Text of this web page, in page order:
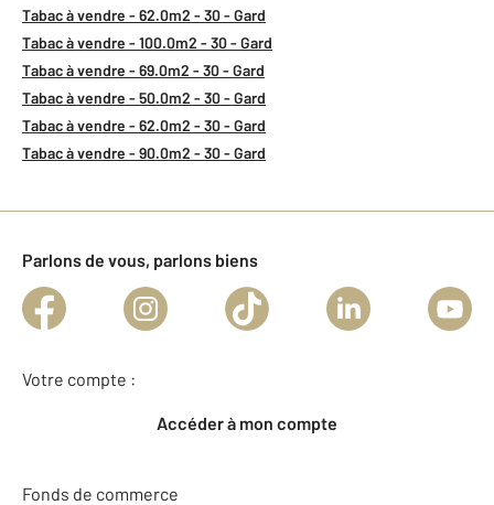
Tabac à vendre - 62.0m2 - 30 - Gard
Tabac à vendre - 100.0m2 - 30 - Gard
Tabac à vendre - 69.0m2 - 30 - Gard
Tabac à vendre - 50.0m2 - 30 - Gard
Tabac à vendre - 62.0m2 - 30 - Gard
Tabac à vendre - 90.0m2 - 30 - Gard
Parlons de vous, parlons biens
Votre compte :
Accéder à mon compte
Fonds de commerce